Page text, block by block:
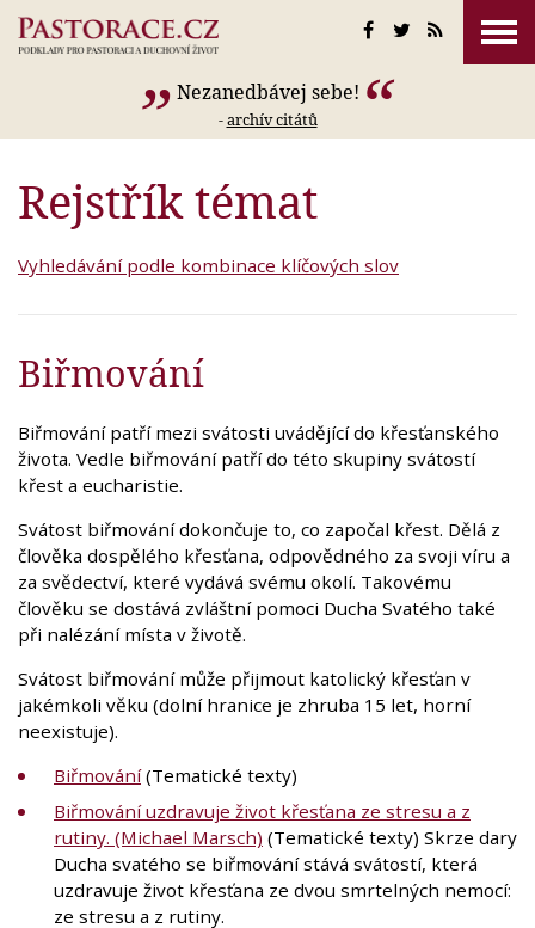
Nezanedbávej sebe!
-archív citátů
Rejstřík témat
Vyhledávání podle kombinace klíčových slov
Biřmování
Biřmování patří mezi svátosti uvádějící do křesťanského
života. Vedle biřmování patří do této skupiny svátostí
křest a eucharistie.
Svátost biřmování dokončuje to, co započal křest. Dělá z
člověka dospělého křesťana, odpovědného za svoji víru a
za svědectví, které vydává svému okolí. Takovému
člověku se dostává zvláštní pomoci Ducha Svatého také
při nalézání místa v životě.
Svátost biřmování může přijmout katolický křesťan v
jakémkoli věku (dolní hranice je zhruba 15 let, horní
neexistuje).
Biřmování(Tematické texty)
Biřmování uzdravuje život křesťana ze stresu a z
rutiny. (Michael Marsch) (Tematické texty) Skrze dary
Ducha svatého se biřmování stává svátostí, která
uzdravuje život křesťana ze dvou smrtelných nemocí:
ze stresu a z rutiny.